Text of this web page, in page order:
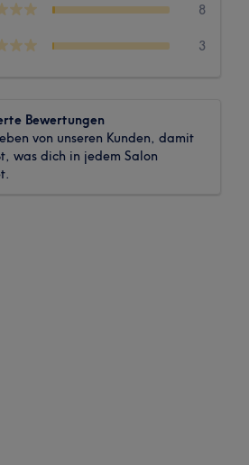
8
3
Bewertungen
von unseren Kunden, damit
was dich in jedem Salon